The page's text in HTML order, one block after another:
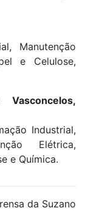
Manutenção
e Celulose,
Industrial,
Elétrica,
e Química.
da Suzano